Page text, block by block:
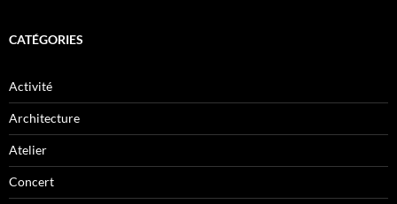
CATÉGORIES
Activité
Architecture
Atelier
Concert